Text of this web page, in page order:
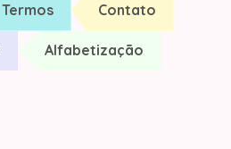
Termos Contato
Alfabetização